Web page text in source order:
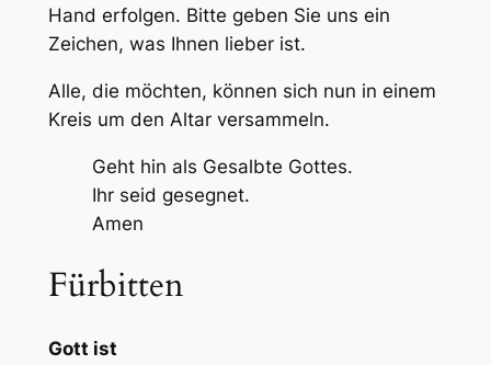
Hand erfolgen. Bitte geben Sie uns ein
Zeichen, was Ihnen lieber ist.
Alle, die möchten, können sich nun in einem
Kreis um den Altar versammeln.
Geht hin als Gesalbte Gottes.
Ihr seid gesegnet.
Amen
Fürbitten
Gott ist